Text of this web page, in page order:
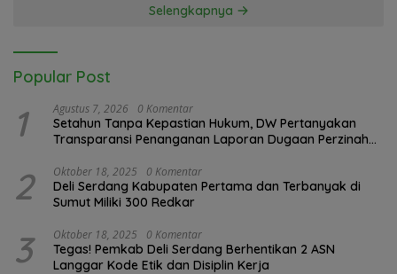
Selengkapnya
Popular Post
1 Agustus 7, 2026 0 Komentar
Setahun Tanpa Kepastian Hukum, DW Pertanyakan
Transparansi Penanganan Laporan Dugaan Perzinahan
2 Oktober 18, 2025 0 Komentar
Deli Serdang Kabupaten Pertama dan Terbanyak di
Sumut Miliki 300 Redkar
3 Oktober 18, 2025 0 Komentar
Tegas! Pemkab Deli Serdang Berhentikan 2 ASN
Langgar Kode Etik dan Disiplin Kerja